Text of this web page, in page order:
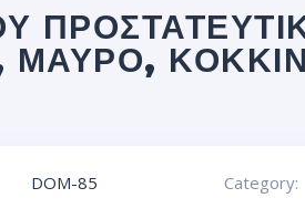
ΜΑΎΡΟ,
DOM-85 Category: